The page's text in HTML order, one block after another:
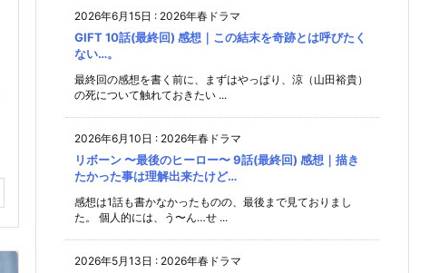
る。
ーシャ
ルディ
スで！
2026年6月15日 : 2026年春ドラマ
GIFT 10話(最終回) 感想｜この結末を奇跡とは呼びたく
ない…。
最終回の感想を書く前に、まずはやっぱり、涼（山田裕貴）
の死について触れておきたい ...
2026年6月10日 : 2026年春ドラマ
リボーン 〜最後のヒーロー〜 9話(最終回) 感想｜描き
たかった事は理解出来たけど…
感想は1話も書かなかったものの、最後まで見ておりまし
た。 個人的には、う〜ん…せ ...
2026年5月13日 : 2026年春ドラマ